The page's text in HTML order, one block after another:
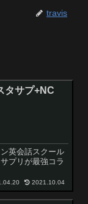
travis
サプ+NC
英会話スクール
プリが最強コラ
2021.10.04